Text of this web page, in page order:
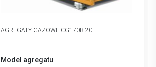
AGREGATY GAZOWE CG170B-20
Model agregatu